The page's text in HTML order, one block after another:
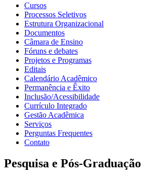
Cursos
Processos Seletivos
Estrutura Organizacional
Documentos
Câmara de Ensino
Fóruns e debates
Projetos e Programas
Editais
Calendário Acadêmico
Permanência e Êxito
Inclusão/Acessibilidade
Currículo Integrado
Gestão Acadêmica
Serviços
Perguntas Frequentes
Contato
Pesquisa e Pós-Graduação